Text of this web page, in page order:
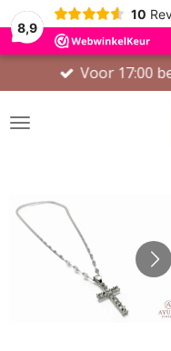
8,9
10
Voor 17:00